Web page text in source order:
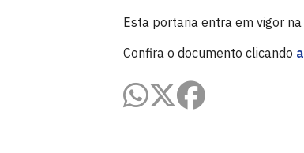
Esta portaria entra em vigor
Confira o documento clicando